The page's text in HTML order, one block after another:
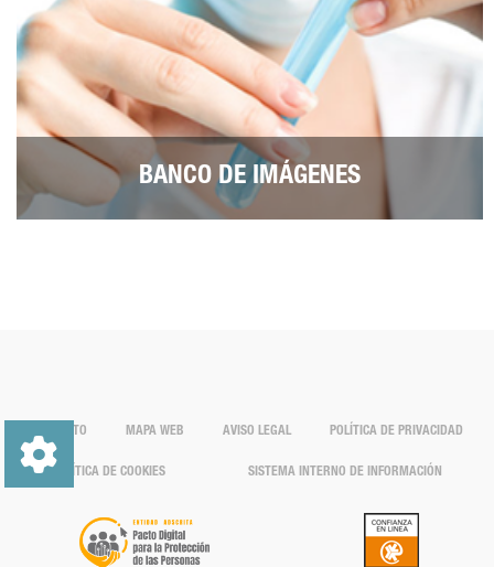
BANCO DE IMÁGENES
CONTACTO MAPA WEB AVISO LEGAL POLÍTICA DE PRIVACIDAD
POLÍTICA DE COOKIES SISTEMA INTERNO DE INFORMACIÓN